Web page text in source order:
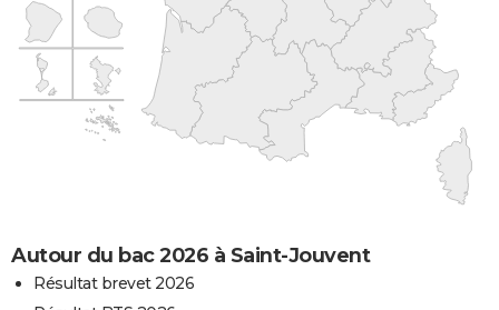
Autour du bac 2026 à Saint-Jouvent
Résultat brevet 2026